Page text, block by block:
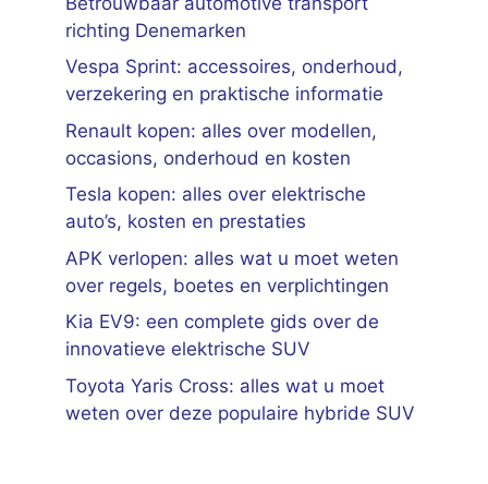
richting Denemarken
Vespa Sprint: accessoires, onderhoud,
verzekering en praktische informatie
Renault kopen: alles over modellen,
occasions, onderhoud en kosten
Tesla kopen: alles over elektrische
auto’s, kosten en prestaties
APK verlopen: alles wat u moet weten
over regels, boetes en verplichtingen
Kia EV9: een complete gids over de
innovatieve elektrische SUV
Toyota Yaris Cross: alles wat u moet
weten over deze populaire hybride SUV